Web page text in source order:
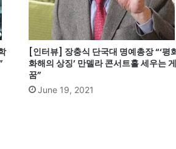
[인터뷰] 장충식 단국대 명예총장 “‘평
화해의 상징’ 만델라 콘서트홀 세우는 게
꿈”
June 19, 2021